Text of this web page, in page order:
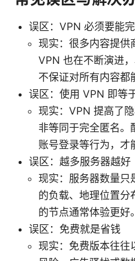
误区：VPN 必须要能
现实：很多内容提供
VPN 也在不断演进
不保证对所有内容都
误区：使用 VPN 即等
现实：VPN 提高了
非等同于完全匿名。
账号登录等行为，才
误区：越多服务器越好
现实：服务器数量只
的负载、地理位置分
的节点通常体验更好。
误区：免费就是省钱
现实：免费版本往往